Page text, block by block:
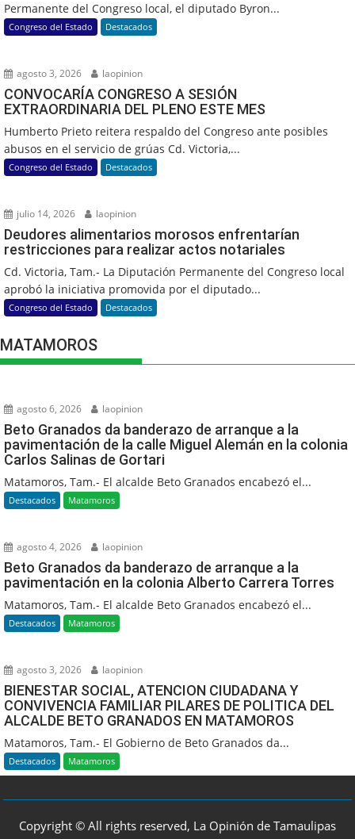
Permanente del Congreso local, el diputado Byron...
Congreso del Estado Destacados
agosto 3, 2026 laopinion
CONVOCARÍA CONGRESO A SESIÓN
EXTRAORDINARIA DEL PLENO ESTE MES
Humberto Prieto reitera respaldo del Congreso ante posibles
abusos en el servicio de grúas Cd. Victoria,...
Congreso del Estado Destacados
julio 14, 2026 laopinion
Deudores alimentarios morosos enfrentarían
restricciones para realizar actos notariales
Cd. Victoria, Tam.- La Diputación Permanente del Congreso local
aprobó la iniciativa promovida por el diputado...
Congreso del Estado Destacados
MATAMOROS
agosto 6, 2026 laopinion
Beto Granados da banderazo de arranque a la
pavimentación de la calle Miguel Alemán en la colonia
Carlos Salinas de Gortari
Matamoros, Tam.- El alcalde Beto Granados encabezó el...
Destacados Matamoros
agosto 4, 2026 laopinion
Beto Granados da banderazo de arranque a la
pavimentación en la colonia Alberto Carrera Torres
Matamoros, Tam.- El alcalde Beto Granados encabezó el...
Destacados Matamoros
agosto 3, 2026 laopinion
BIENESTAR SOCIAL, ATENCION CIUDADANA Y
CONVIVENCIA FAMILIAR PILARES DE POLITICA DEL
ALCALDE BETO GRANADOS EN MATAMOROS
Matamoros, Tam.- El Gobierno de Beto Granados da...
Destacados Matamoros
Copyright © All rights reserved, La Opinión de Tamaulipas